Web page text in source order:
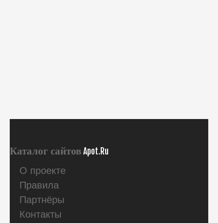
Каталог сайтовApot.Ru
О проекте
Правила
Партнёры
Контакты